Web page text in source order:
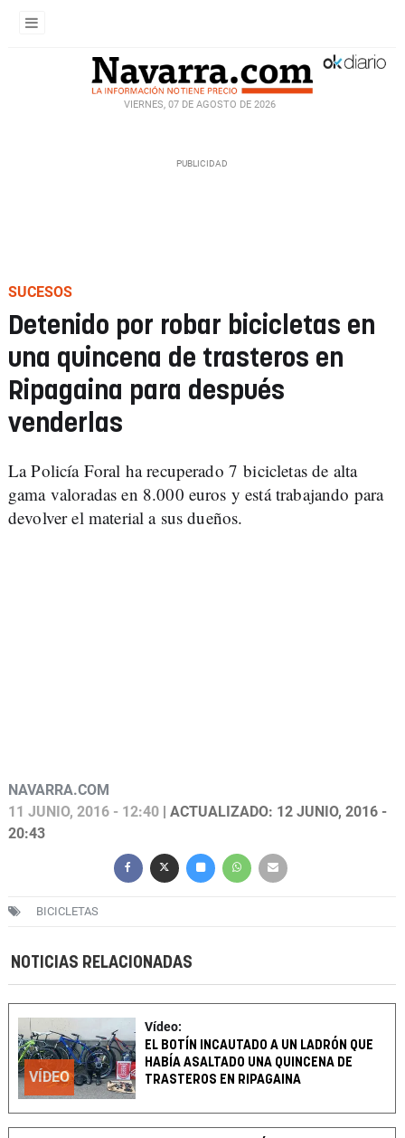
VIERNES, 07 DE AGOSTO DE 2026
SUCESOS
Detenido por robar bicicletas en
una quincena de trasteros en
Ripagaina para después
venderlas
La Policía Foral ha recuperado 7 bicicletas de alta
gama valoradas en 8.000 euros y está trabajando para
devolver el material a sus dueños.
NAVARRA.COM
11 JUNIO, 2016 - 12:40 | ACTUALIZADO: 12 JUNIO, 2016 -
20:43
BICICLETAS
NOTICIAS RELACIONADAS
VÍDEO
Vídeo:
EL BOTÍN INCAUTADO A UN LADRÓN QUE
HABÍA ASALTADO UNA QUINCENA DE
TRASTEROS EN RIPAGAINA